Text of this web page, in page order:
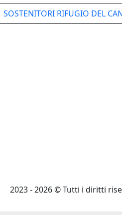
SOSTENITORI RIFUGIO DEL
2023 - 2026 © Tutti i diritti